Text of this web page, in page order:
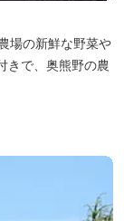
場の新鮮な野菜や
きで、奥熊野の農